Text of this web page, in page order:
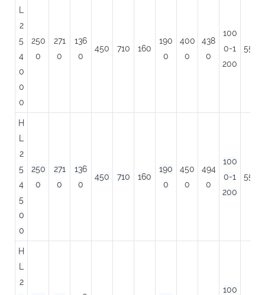
2
5
4
0
0
0
250
0
271
0
136
0
450 710 160
190
0
400
0
438
0
100
0-1
200
550
H
2
5
4
5
0
0
250
0
271
0
136
0
450 710 160
190
0
450
0
494
0
100
0-1
200
550
H
2
100